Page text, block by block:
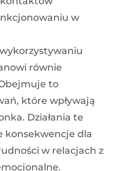
w
równie
to
które wpływają
Działania te
konsekwencje dla
w relacjach z